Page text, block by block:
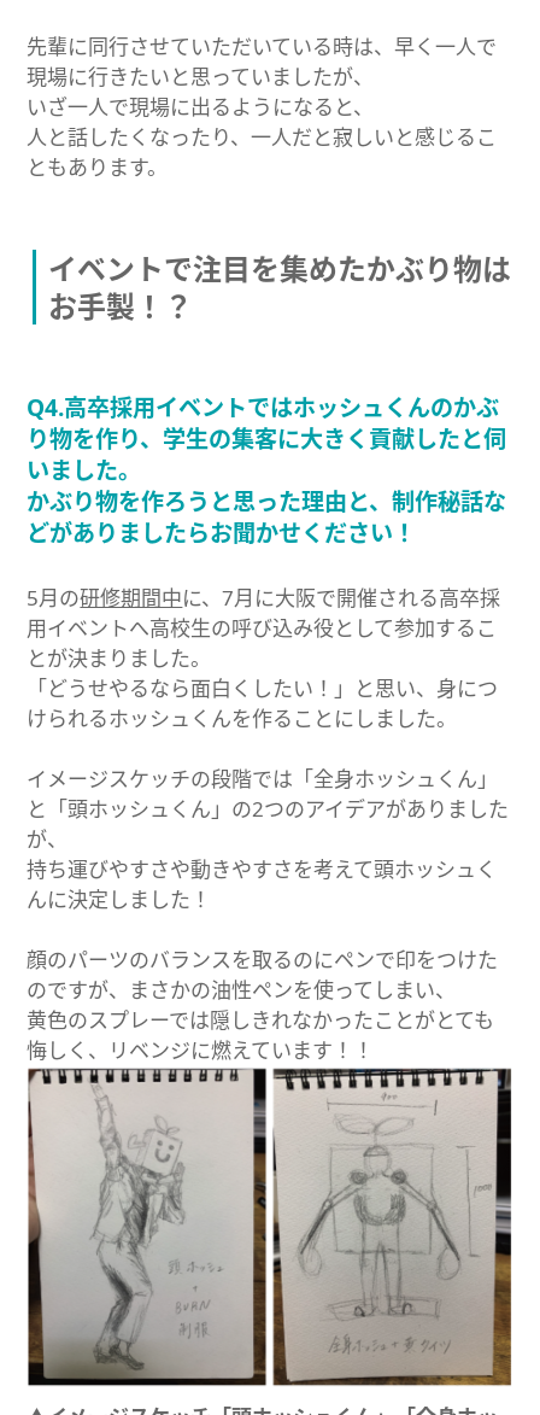
先輩に同行させていただいている時は、早く一人で
現場に行きたいと思っていましたが、
いざ一人で現場に出るようになると、
人と話したくなったり、一人だと寂しいと感じるこ
ともあります。
イベントで注目を集めたかぶり物は
お手製！？
Q4.高卒採用イベントではホッシュくんのかぶ
り物を作り、学生の集客に大きく貢献したと伺
いました。
かぶり物を作ろうと思った理由と、制作秘話な
どがありましたらお聞かせください！
5月の研修期間中に、7月に大阪で開催される高卒採
用イベントへ高校生の呼び込み役として参加するこ
とが決まりました。
「どうせやるなら面白くしたい！」と思い、身につ
けられるホッシュくんを作ることにしました。
イメージスケッチの段階では「全身ホッシュくん」
と「頭ホッシュくん」の2つのアイデアがありました
が、
持ち運びやすさや動きやすさを考えて頭ホッシュく
んに決定しました！
顔のパーツのバランスを取るのにペンで印をつけた
のですが、まさかの油性ペンを使ってしまい、
黄色のスプレーでは隠しきれなかったことがとても
悔しく、リベンジに燃えています！！